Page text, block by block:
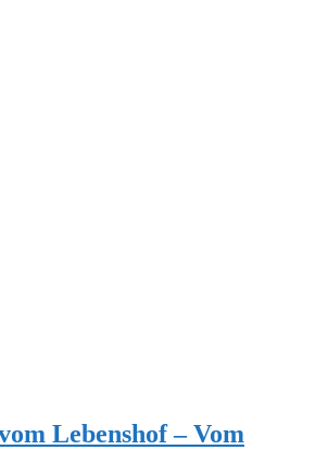
Lebenshof – Vom